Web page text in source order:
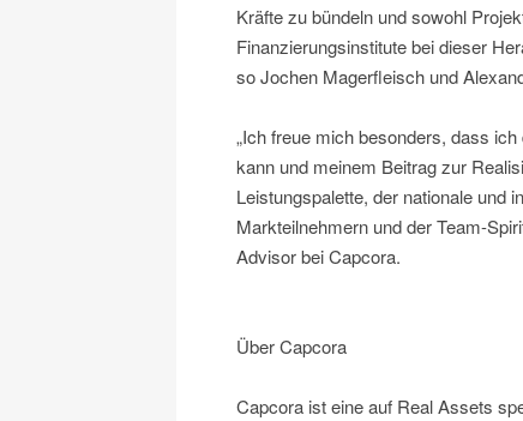
Kräfte zu bündeln und sowohl
Finanzierungsinstitute bei dieser
so Jochen Magerfleisch und
„Ich freue mich besonders, dass
kann und meinem Beitrag zur
Leistungspalette, der nationale und
Markteilnehmern und der Team-
Advisor bei Capcora.
Über Capcora
Capcora ist eine auf Real Assets